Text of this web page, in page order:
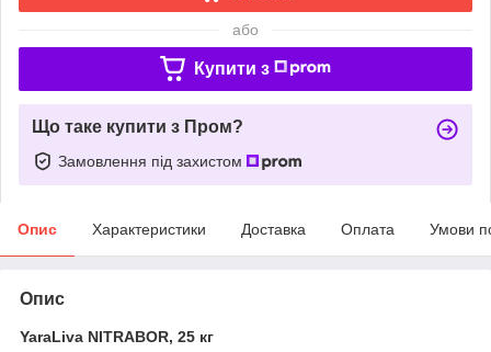
або
Купити з
Що таке купити з Пром?
Замовлення під захистом
Опис Характеристики Доставка Оплата Умови
Опис
YaraLiva NITRABOR, 25 кг